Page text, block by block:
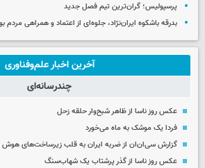
پرسپولیس؛ گران‌ترین تیم فصل جدید
بدرقه باشکوه ایران‌نژاد، جلوه‌ای از اعتماد و همراهی مردم
آخرین اخبار علم‌وفناوری
چندرسانه‌ای
عکس روز ناسا از ظاهر شبح‌وار حلقه زحل
فردا یک موشک به ماه می‌خورد
گزارش سی‌ان‌ان از ضربه ایران به قلب زیرساخت‌های هوش
عکس روز ناسا از گذر پرشتاب یک شهاب‌سنگ